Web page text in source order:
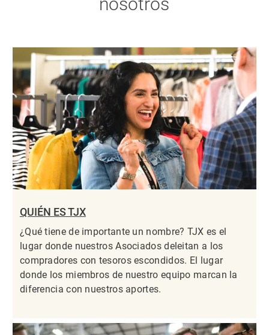
QUIÉN ES TJX
¿Qué tiene de importante un nombre? TJX es el
lugar donde nuestros Asociados deleitan a los
compradores con tesoros escondidos. El lugar
donde los miembros de nuestro equipo marcan la
diferencia con nuestros aportes.